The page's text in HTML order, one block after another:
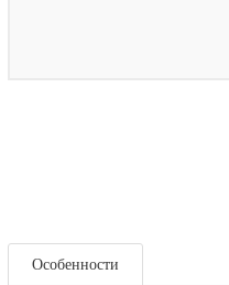
Особенности